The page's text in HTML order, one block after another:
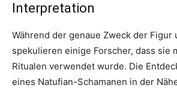
Interpretation
Während der genaue Zweck der Figur
spekulieren einige Forscher, dass sie
Ritualen verwendet wurde. Die
eines Natufian-Schamanen in der